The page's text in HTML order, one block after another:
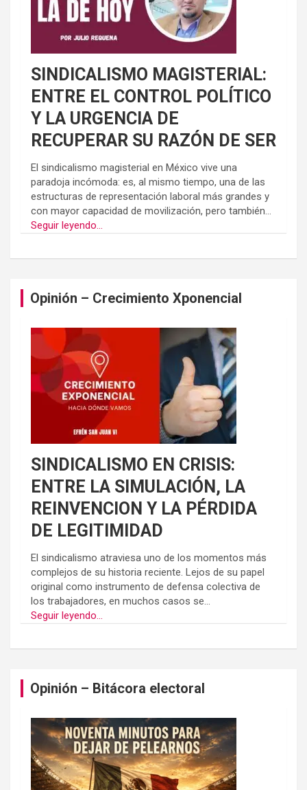
SINDICALISMO MAGISTERIAL:
ENTRE EL CONTROL POLÍTICO
Y LA URGENCIA DE
RECUPERAR SU RAZÓN DE SER
El sindicalismo magisterial en México vive una
paradoja incómoda: es, al mismo tiempo, una de las
estructuras de representación laboral más grandes y
con mayor capacidad de movilización, pero también...
Seguir leyendo...
Opinión – Crecimiento Xponencial
SINDICALISMO EN CRISIS:
ENTRE LA SIMULACIÓN, LA
REINVENCION Y LA PÉRDIDA
DE LEGITIMIDAD
El sindicalismo atraviesa uno de los momentos más
complejos de su historia reciente. Lejos de su papel
original como instrumento de defensa colectiva de
los trabajadores, en muchos casos se...
Seguir leyendo...
Opinión – Bitácora electoral